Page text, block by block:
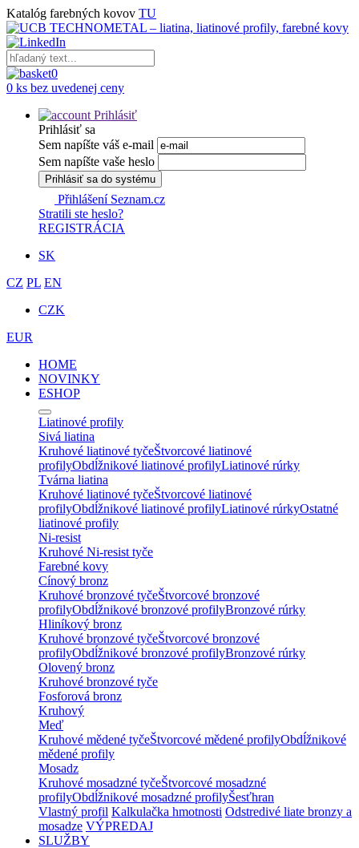
Katalóg farebných kovov TU
0
0 ks bez uvedenej ceny
Prihlásiť
Prihlásiť sa
Sem napíšte váš e-mail
Sem napíšte vaše heslo
Prihlásiť sa do systému
Přihlášení Seznam.cz
Stratili ste heslo?
REGISTRÁCIA
SK
CZ PL EN
CZK
EUR
HOME
NOVINKY
ESHOP
Liatinové profily
Sivá liatina
Kruhové liatinové tyčeŠtvorcové liatinové
profilyObdĺžnikové liatinové profilyLiatinové rúrky
Tvárna liatina
Kruhové liatinové tyčeŠtvorcové liatinové
profilyObdĺžnikové liatinové profilyLiatinové rúrkyOstatné
liatinové profily
Ni-resist
Kruhové Ni-resist tyče
Farebné kovy
Cínový bronz
Kruhové bronzové tyčeŠtvorcové bronzové
profilyObdĺžnikové bronzové profilyBronzové rúrky
Hliníkový bronz
Kruhové bronzové tyčeŠtvorcové bronzové
profilyObdĺžnikové bronzové profilyBronzové rúrky
Olovený bronz
Kruhové bronzové tyče
Fosforová bronz
Kruhový
Meď
Kruhové mědené tyčeŠtvorcové mědené profilyObdĺžnikové
mědené profily
Mosadz
Kruhové mosadzné tyčeŠtvorcové mosadzné
profilyObdĺžnikové mosadzné profilyŠesťhran
Vlastný profil Kalkulačka hmotnosti Odstredivé liate bronzy a
mosadze VÝPREDAJ
SLUŽBY